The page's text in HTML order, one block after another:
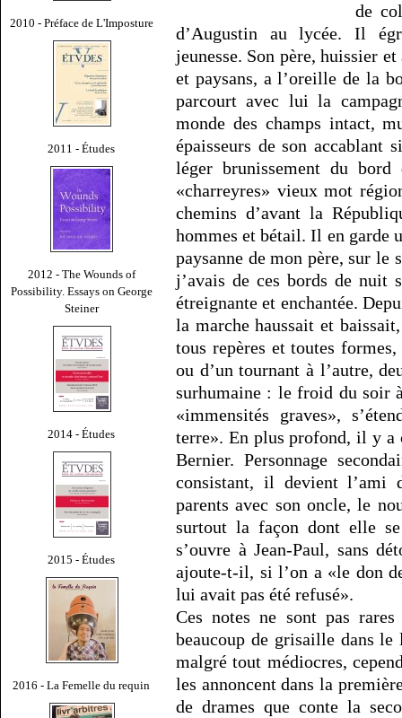
2010 - Préface de L'Imposture
2011 - Études
2012 - The Wounds of
Possibility. Essays on George
Steiner
2014 - Études
2015 - Études
2016 - La Femelle du requin
de
d’Augustin au lycée. Il
jeunesse. Son père, huissier
et paysans, a l’oreille de la
parcourt avec lui la
monde des champs intact,
épaisseurs de son accablant
léger brunissement du
«charreyres» vieux mot
chemins d’avant la
hommes et bétail. Il en garde
paysanne de mon père, sur le
j’avais de ces bords de nuit
étreignante et enchantée.
la marche haussait et
tous repères et toutes
ou d’un tournant à l’autre,
surhumaine : le froid du soir à
«immensités graves»,
terre». En plus profond, il y a
Bernier. Personnage
consistant, il devient l’ami
parents avec son oncle, le
surtout la façon dont elle
s’ouvre à Jean-Paul, sans
ajoute-t-il, si l’on a «le don
lui avait pas été refusé».
Ces notes ne sont pas
beaucoup de grisaille dans le
malgré tout médiocres,
les annoncent dans la
de drames que conte la